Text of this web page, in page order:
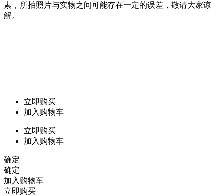
素，所拍照片与实物之间可能存在一定的误差，敬请大家谅
解。
立即购买
加入购物车
立即购买
加入购物车
确定
确定
加入购物车
立即购买